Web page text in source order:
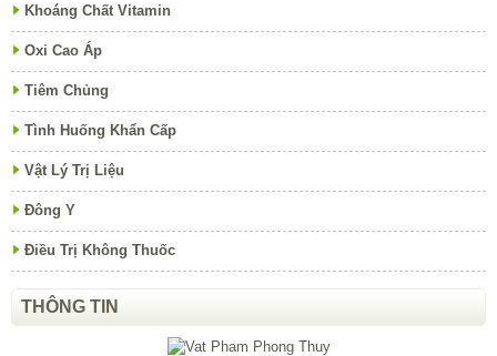
Khoáng Chất Vitamin
Oxi Cao Áp
Tiêm Chủng
Tình Huống Khẩn Cấp
Vật Lý Trị Liệu
Đông Y
Điều Trị Không Thuốc
THÔNG TIN